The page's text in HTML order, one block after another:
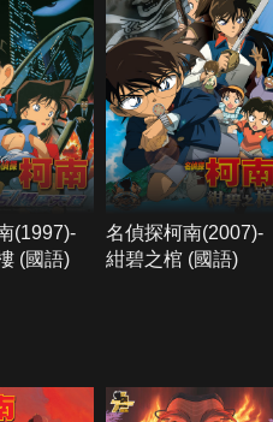
(1997)-
(國語)
名偵探柯南(2007)-
紺碧之棺 (國語)